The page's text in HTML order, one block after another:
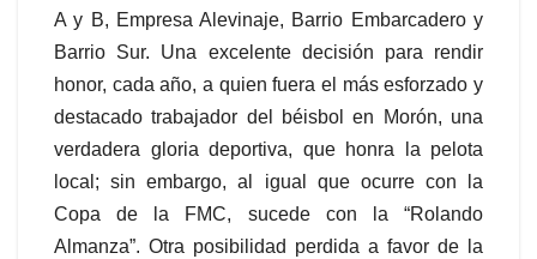
A y B, Empresa Alevinaje, Barrio Embarcadero y
Barrio Sur. Una excelente decisión para rendir
honor, cada año, a quien fuera el más esforzado y
destacado trabajador del béisbol en Morón, una
verdadera gloria deportiva, que honra la pelota
local; sin embargo, al igual que ocurre con la
Copa de la FMC, sucede con la “Rolando
Almanza”. Otra posibilidad perdida a favor de la